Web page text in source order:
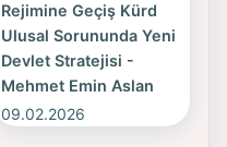
Rejimine Geçiş Kürd
Ulusal Sorununda Yeni
Devlet Stratejisi -
Mehmet Emin Aslan
09.02.2026